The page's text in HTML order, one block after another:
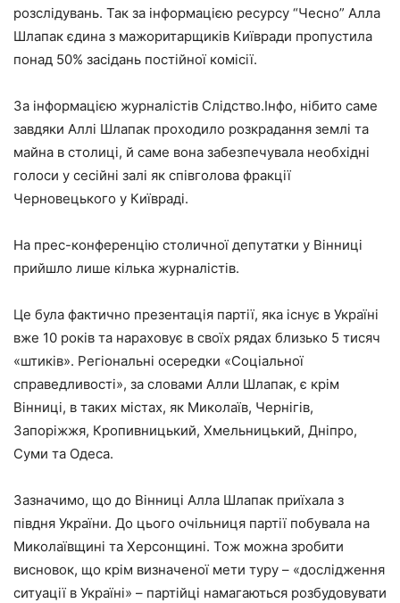
розслідувань. Так за інформацією ресурсу “Чесно” Алла
Шлапак єдина з мажоритарщиків Київради пропустила
понад 50% засідань постійної комісії.
За інформацією журналістів Слідство.Інфо, нібито саме
завдяки Аллі Шлапак проходило розкрадання землі та
майна в столиці, й саме вона забезпечувала необхідні
голоси у сесійні залі як співголова фракції
Черновецького у Київраді.
На прес-конференцію столичної депутатки у Вінниці
прийшло лише кілька журналістів.
Це була фактично презентація партії, яка існує в Україні
вже 10 років та нараховує в своїх рядах близько 5 тисяч
«штиків». Регіональні осередки «Соціальної
справедливості», за словами Алли Шлапак, є крім
Вінниці, в таких містах, як Миколаїв, Чернігів,
Запоріжжя, Кропивницький, Хмельницький, Дніпро,
Суми та Одеса.
Зазначимо, що до Вінниці Алла Шлапак приїхала з
півдня України. До цього очільниця партії побувала на
Миколаївщині та Херсонщині. Тож можна зробити
висновок, що крім визначеної мети туру – «дослідження
ситуації в Україні» – партійці намагаються розбудовувати